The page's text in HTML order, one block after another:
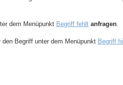
dem Menüpunkt Begriff fehlt anfragen
Begriff unter dem Menüpunkt Begriff